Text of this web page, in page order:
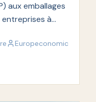
aux emballages
à
Europeconomic